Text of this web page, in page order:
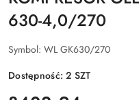
630-4,0/270
Symbol: WL GK630/270
Dostępność:2 SZT